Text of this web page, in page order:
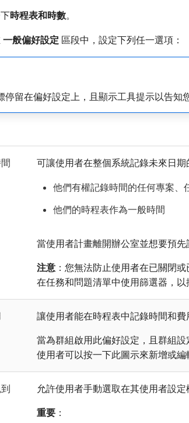
時程表和時數。
一般偏好設定 ​區段中，設定下列任一選項：
停留在偏好設定上，且顯示工具提示以告知
可讓使用者在整個系統記錄未來日期
他們有權記錄時間的任何專案、
他們的時程表作為一般時間
當使用者計畫離開辦公室並想要預先
注意 ：您無法防止使用者在已關閉
在任務和問題清單中使用篩選器，
讓使用者能在時程表中記錄時間和費
當為群組啟用此偏好設定，且群組
使用者可以按一下此圖示來新增或編
允許使用者手動選取在其使用者設
重要 ：